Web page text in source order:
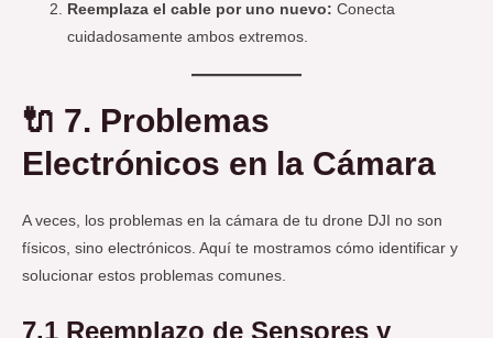
Reemplaza el cable por uno nuevo: Conecta
cuidadosamente ambos extremos.
🔌 7. Problemas
Electrónicos en la Cámara
A veces, los problemas en la cámara de tu drone DJI no son
físicos, sino electrónicos. Aquí te mostramos cómo identificar y
solucionar estos problemas comunes.
7.1 Reemplazo de Sensores y